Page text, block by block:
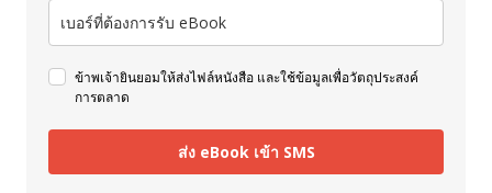
ข้าพเจ้ายินยอมให้ส่งไฟล์หนังสือ และใช้ข้อมูลเพื่อวัตถุประสงค์
การตลาด
ส่ง eBook เข้า SMS